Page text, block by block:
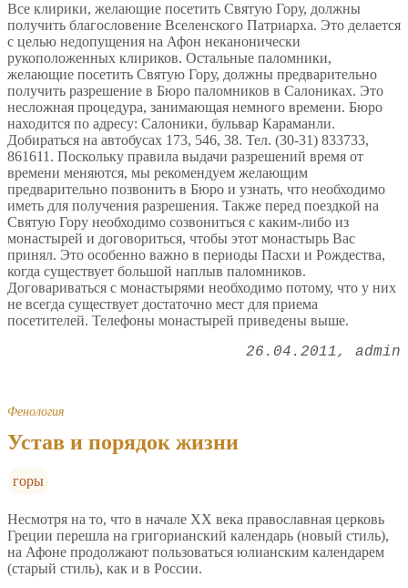
Все клирики, желающие посетить Святую Гору, должны
получить благословение Вселенского Патриарха. Это делается
с целью недопущения на Афон неканонически
рукоположенных клириков. Остальные паломники,
желающие посетить Святую Гору, должны предварительно
получить разрешение в Бюро паломников в Салониках. Это
несложная процедура, занимающая немного времени. Бюро
находится по адресу: Салоники, бульвар Караманли.
Добираться на автобусах 173, 546, 38. Тел. (30-31) 833733,
861611. Поскольку правила выдачи разрешений время от
времени меняются, мы рекомендуем желающим
предварительно позвонить в Бюро и узнать, что необходимо
иметь для получения разрешения. Также перед поездкой на
Святую Гору необходимо созвониться с каким-либо из
монастырей и договориться, чтобы этот монастырь Вас
принял. Это особенно важно в периоды Пасхи и Рождества,
когда существует большой наплыв паломников.
Договариваться с монастырями необходимо потому, что у них
не всегда существует достаточно мест для приема
посетителей. Телефоны монастырей приведены выше.
26.04.2011 admin
Фенология
Устав и порядок жизни
горы
Несмотря на то, что в начале XX века православная церковь
Греции перешла на григорианский календарь (новый стиль),
на Афоне продолжают пользоваться юлианским календарем
(старый стиль), как и в России.